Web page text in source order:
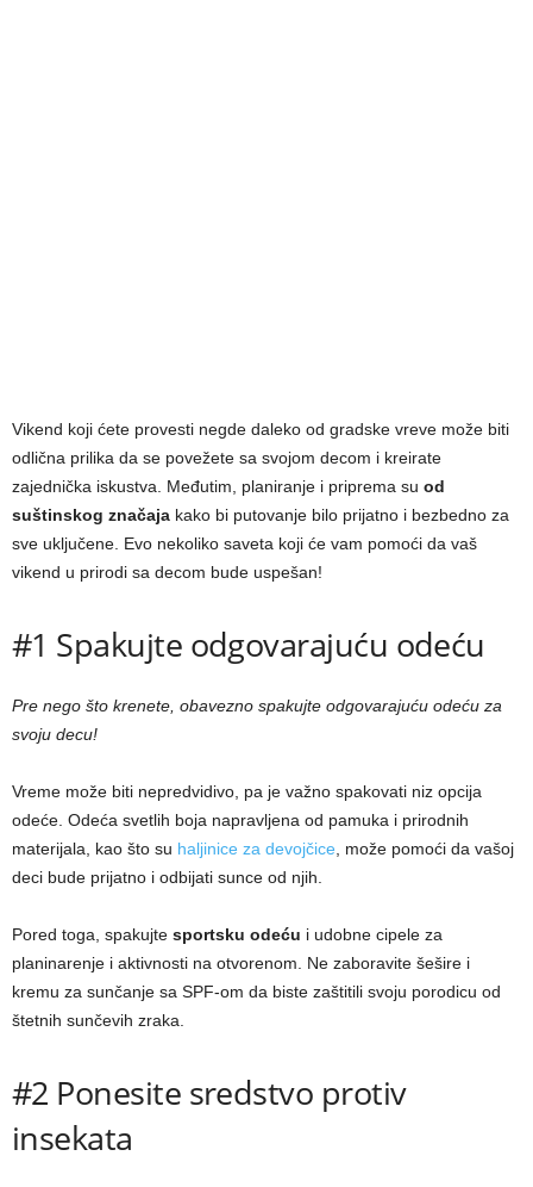
Vikend koji ćete provesti negde daleko od gradske vreve može biti
odlična prilika da se povežete sa svojom decom i kreirate
zajednička iskustva. Međutim, planiranje i priprema su od
suštinskog značaja kako bi putovanje bilo prijatno i bezbedno za
sve uključene. Evo nekoliko saveta koji će vam pomoći da vaš
vikend u prirodi sa decom bude uspešan!
#1 Spakujte odgovarajuću odeću
Pre nego što krenete, obavezno spakujte odgovarajuću odeću za
svoju decu!
Vreme može biti nepredvidivo, pa je važno spakovati niz opcija
odeće. Odeća svetlih boja napravljena od pamuka i prirodnih
materijala, kao što su haljinice za devojčice , može pomoći da vašoj
deci bude prijatno i odbijati sunce od njih.
Pored toga, spakujte sportsku odeću i udobne cipele za
planinarenje i aktivnosti na otvorenom. Ne zaboravite šešire i
kremu za sunčanje sa SPF-om da biste zaštitili svoju porodicu od
štetnih sunčevih zraka.
#2 Ponesite sredstvo protiv
insekata